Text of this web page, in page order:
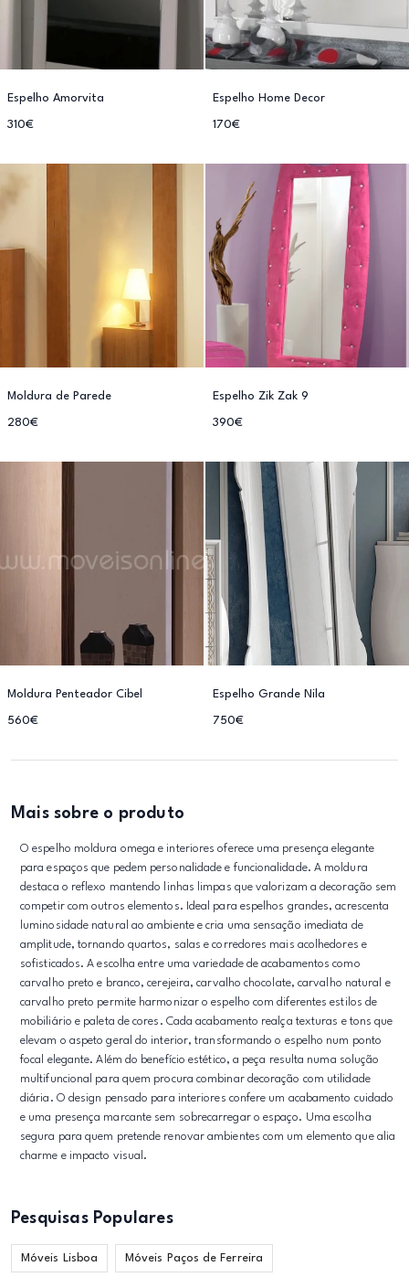
Espelho Amorvita
310€
Espelho Home Decor
170€
Moldura de Parede
280€
Espelho Zik Zak 9
390€
Moldura Penteador Cibel
560€
Espelho Grande Nila
750€
Mais sobre o produto
O espelho moldura omega e interiores oferece uma presença elegante
para espaços que pedem personalidade e funcionalidade. A moldura
destaca o reflexo mantendo linhas limpas que valorizam a decoração sem
competir com outros elementos. Ideal para espelhos grandes, acrescenta
luminosidade natural ao ambiente e cria uma sensação imediata de
amplitude, tornando quartos, salas e corredores mais acolhedores e
sofisticados. A escolha entre uma variedade de acabamentos como
carvalho preto e branco, cerejeira, carvalho chocolate, carvalho natural e
carvalho preto permite harmonizar o espelho com diferentes estilos de
mobiliário e paleta de cores. Cada acabamento realça texturas e tons que
elevam o aspeto geral do interior, transformando o espelho num ponto
focal elegante. Além do benefício estético, a peça resulta numa solução
multifuncional para quem procura combinar decoração com utilidade
diária. O design pensado para interiores confere um acabamento cuidado
e uma presença marcante sem sobrecarregar o espaço. Uma escolha
segura para quem pretende renovar ambientes com um elemento que alia
charme e impacto visual.
Pesquisas Populares
Móveis Lisboa Móveis Paços de Ferreira